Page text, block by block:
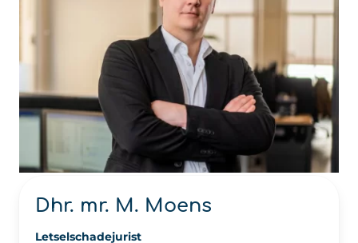
Dhr. mr. M. Moens
Letselschadejurist